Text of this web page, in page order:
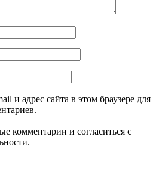
и адрес сайта в этом браузере для
комментарии и согласиться с